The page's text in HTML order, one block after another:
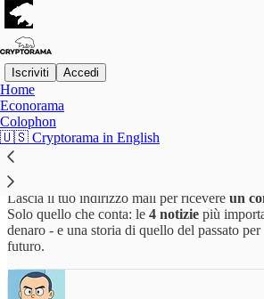
Iscriviti Accedi
Home
Econorama
Colophon
🇺🇸 Cryptorama in English
Iscriviti
Lascia il tuo indirizzo mail per ricevere un
Solo quello che conta: le 4 notizie più
denaro - e una storia di quello del passato
futuro.